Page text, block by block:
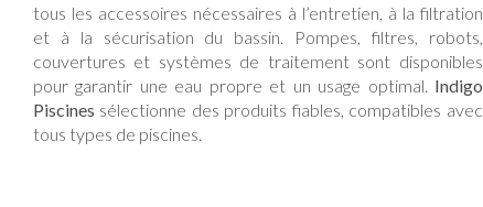
tous les accessoires nécessaires à l’entretien, à la filtration
et à la sécurisation du bassin. Pompes, filtres, robots,
couvertures et systèmes de traitement sont disponibles
pour garantir une eau propre et un usage optimal. Indigo
Piscines sélectionne des produits fiables, compatibles avec
tous types de piscines.